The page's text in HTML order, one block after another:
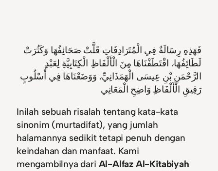
فَهَذِهِ رِسَالَةٌ فِي الْمُتَرَادِفَاتِ قَلَّتْ صَحَائِفُهَا وَكَثُرَتْ
لَطَائِفُهَا، اقْتَطَفْنَاهَا مِنَ الْأَلْفَاظِ الْكِتَابِيَّةِ لِعَبْدِ
الرَّحْمَنِ بْنِ عِيسَى الْهَمَذَانِيِّ، وَوَضَعْنَاهَا فِي أُسْلُوبٍ
رَقِيقِ الْأَلْفَاظِ وَاضِحِ الْمَعَانِي
Inilah sebuah risalah tentang kata-kata
sinonim (murtadifat), yang jumlah
halamannya sedikit tetapi penuh dengan
keindahan dan manfaat. Kami
mengambilnya dari Al-Alfaz Al-Kitabiyah